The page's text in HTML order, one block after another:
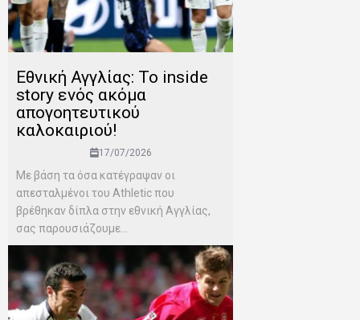
Εθνική Αγγλίας: Το inside
story ενός ακόμα
απογοητευτικού
καλοκαιριού!
17/07/2026
Mε βάση τα όσα κατέγραψαν οι
απεσταλμένοι του Αthletic που
βρέθηκαν δίπλα στην εθνική Αγγλίας,
σας παρουσιάζουμε...